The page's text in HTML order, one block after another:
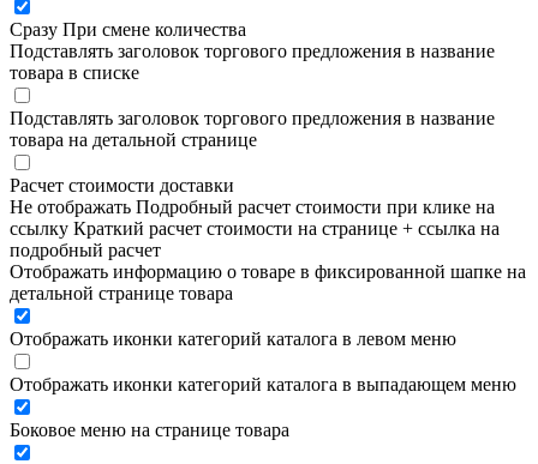
Сразу При смене количества
Подставлять заголовок торгового предложения в название
товара в списке
Подставлять заголовок торгового предложения в название
товара на детальной странице
Расчет стоимости доставки
Не отображать Подробный расчет стоимости при клике на
ссылку Краткий расчет стоимости на странице + ссылка на
подробный расчет
Отображать информацию о товаре в фиксированной шапке на
детальной странице товара
Отображать иконки категорий каталога в левом меню
Отображать иконки категорий каталога в выпадающем меню
Боковое меню на странице товара